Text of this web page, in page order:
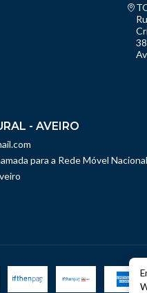
- AVEIRO
para a Rede Móvel Nacional